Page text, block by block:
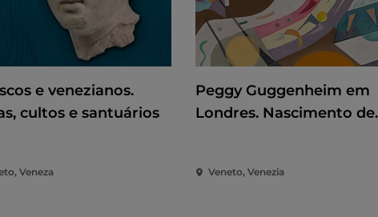
e venezianos.
cultos e santuários
Veneza
Peggy Guggenheim em
Londres. Nascimento de
Veneto, Venezia